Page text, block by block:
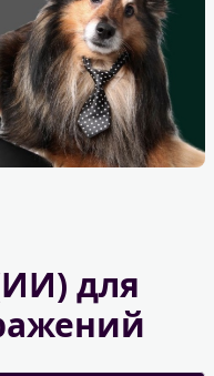
для